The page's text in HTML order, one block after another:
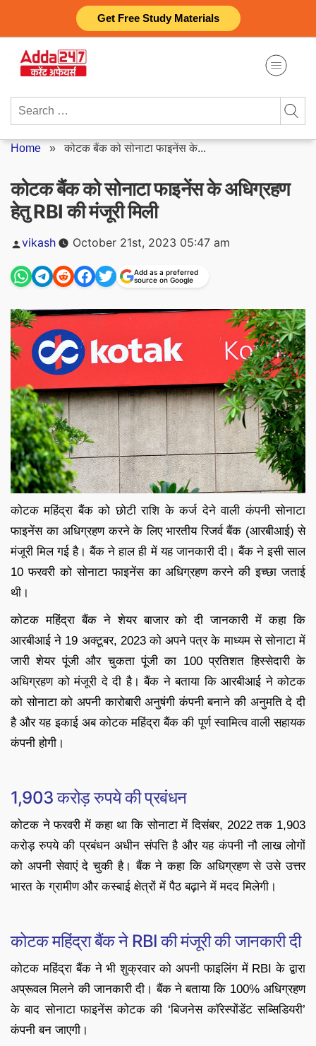
Get Free Study Materials
content
Search
Home »कोटक बैंक को सोनाटा फाइनेंस के...
कोटक बैंक को सोनाटा फाइनेंस के अधिग्रहण
हेतु RBI की मंजूरी मिली
Posted
vikash October 21st, 2023 05:47 am
Add as a preferred
source on Google
कोटक महिंद्रा बैंक को छोटी राशि के कर्ज देने वाली कंपनी सोनाटा
फाइनेंस का अधिग्रहण करने के लिए भारतीय रिजर्व बैंक (आरबीआई) से
मंजूरी मिल गई है। बैंक ने हाल ही में यह जानकारी दी। बैंक ने इसी साल
10 फरवरी को सोनाटा फाइनेंस का अधिग्रहण करने की इच्छा जताई
थी।
कोटक महिंद्रा बैंक ने शेयर बाजार को दी जानकारी में कहा कि
आरबीआई ने 19 अक्टूबर, 2023 को अपने पत्र के माध्यम से सोनाटा में
जारी शेयर पूंजी और चुकता पूंजी का 100 प्रतिशत हिस्सेदारी के
अधिग्रहण को मंजूरी दे दी है। बैंक ने बताया कि आरबीआई ने कोटक
को सोनाटा को अपनी कारोबारी अनुषंगी कंपनी बनाने की अनुमति दे दी
है और यह इकाई अब कोटक महिंद्रा बैंक की पूर्ण स्वामित्व वाली सहायक
कंपनी होगी।
1,903 करोड़ रुपये की प्रबंधन
कोटक ने फरवरी में कहा था कि सोनाटा में दिसंबर, 2022 तक 1,903
करोड़ रुपये की प्रबंधन अधीन संपत्ति है और यह कंपनी नौ लाख लोगों
को अपनी सेवाएं दे चुकी है। बैंक ने कहा कि अधिग्रहण से उसे उत्तर
भारत के ग्रामीण और कस्बाई क्षेत्रों में पैठ बढ़ाने में मदद मिलेगी।
कोटक महिंद्रा बैंक ने RBI की मंजूरी की जानकारी दी
कोटक महिंद्रा बैंक ने भी शुक्रवार को अपनी फाइलिंग में RBI के द्वारा
अप्रूवल मिलने की जानकारी दी। बैंक ने बताया कि 100% अधिग्रहण
के बाद सोनाटा फाइनेंस कोटक की ‘बिजनेस कॉरेस्पोंडेंट सब्सिडियरी’
कंपनी बन जाएगी।